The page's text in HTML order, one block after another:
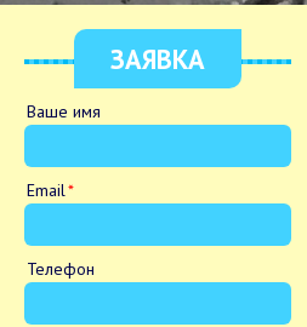
ЗАЯВКА
Ваше имя
Email
Телефон